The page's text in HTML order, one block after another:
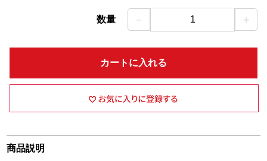
数量 － 1 ＋
カートに入れる
商品説明